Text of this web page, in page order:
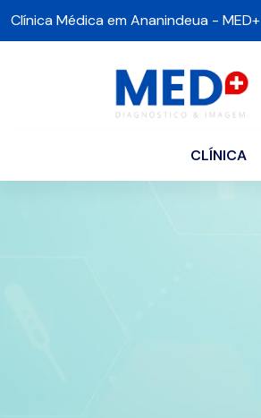
Clínica Médica em Ananindeua - MED+
CLÍNICA